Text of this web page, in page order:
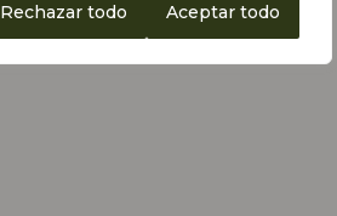
Rechazar todo Aceptar todo